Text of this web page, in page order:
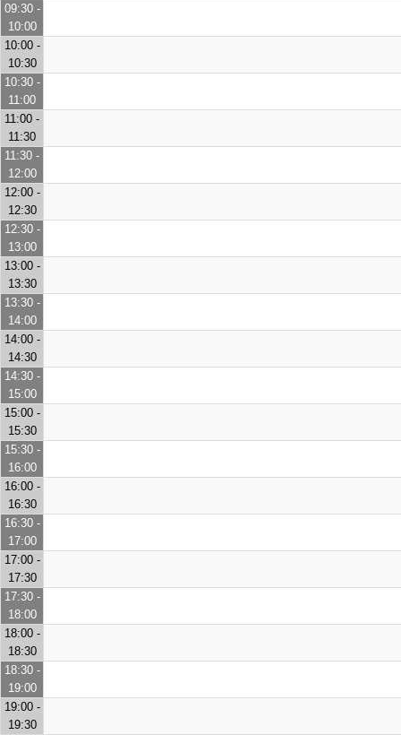
09:30 -
10:00
10:00 -
10:30
10:30 -
11:00
11:00 -
11:30
11:30 -
12:00
12:00 -
12:30
12:30 -
13:00
13:00 -
13:30
13:30 -
14:00
14:00 -
14:30
14:30 -
15:00
15:00 -
15:30
15:30 -
16:00
16:00 -
16:30
16:30 -
17:00
17:00 -
17:30
17:30 -
18:00
18:00 -
18:30
18:30 -
19:00
19:00 -
19:30